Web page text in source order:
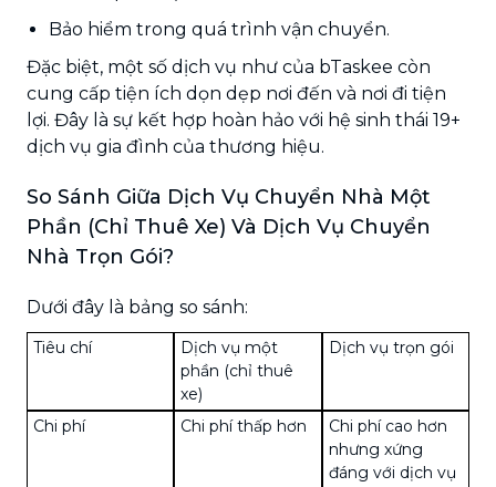
Bảo hiểm trong quá trình vận chuyển.
Đặc biệt, một số dịch vụ như của bTaskee còn
cung cấp tiện ích dọn dẹp nơi đến và nơi đi tiện
lợi. Đây là sự kết hợp hoàn hảo với hệ sinh thái 19+
dịch vụ gia đình của thương hiệu.
So Sánh Giữa Dịch Vụ Chuyển Nhà Một
Phần (Chỉ Thuê Xe) Và Dịch Vụ Chuyển
Nhà Trọn Gói?
Dưới đây là bảng so sánh:
Tiêu chí
Dịch vụ một
phần (chỉ thuê
xe)
Dịch vụ trọn gói
Chi phí Chi phí thấp hơn
Chi phí cao hơn
nhưng xứng
đáng với dịch vụ